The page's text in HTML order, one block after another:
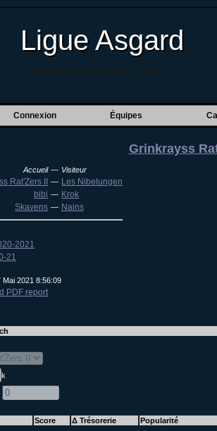
Ligue Asgard
Du BloodBowl pour les Coachs pas frileux !
Connexion Équipes
Grinkrayss
Accueil — Visiteur
Rat'Zers II — Les Nibelungen
bibi — Krok
Skavens — Nains
2021
21
Mai 2021 8:56:09
PDF report
k
Score Δ Trésorerie Popularité